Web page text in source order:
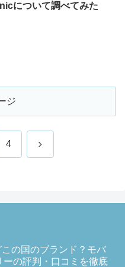
について調べてみた
ジ
4 次
の国のブランド？モバ
ーの評判・口コミを徹底